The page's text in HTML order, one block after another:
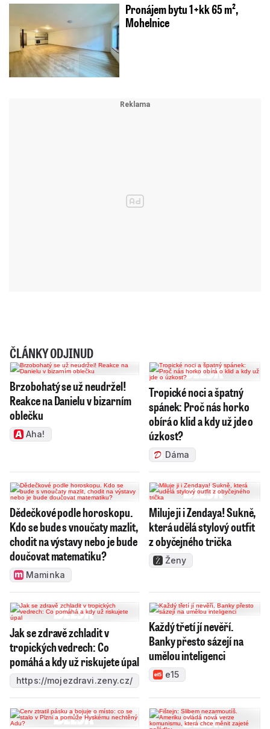
Pronájem bytu 1+kk 65 m²,
Mohelnice
ČLÁNKY ODJINUD
Brzobohatý se už neudržel!
Reakce na Danielu v bizarním
oblečku
Aha!
Tropické noci a špatný
spánek: Proč nás horko
obírá o klid a kdy už jde o
úzkost?
Dáma
Dědečkové podle horoskopu.
Kdo se bude s vnoučaty mazlit,
chodit na výstavy nebo je bude
doučovat matematiku?
Maminka
Miluje ji i Zendaya! Sukně,
která udělá stylový outfit
z obyčejného trička
Ženy
Jak se zdravě zchladit v
tropických vedrech: Co
pomáhá a kdy už riskujete úpal
https://mojezdravi.zeny.cz/
Každý třetí jí nevěří.
Banky přesto sázejí na
umělou inteligenci
e15